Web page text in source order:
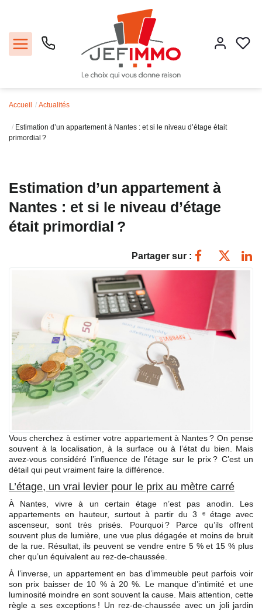
Vendre
Faire gérer
Nos agences
Accueil Actualités
Estimation d’un appartement à Nantes : et si le niveau d’étage était
primordial ?
Estimation d’un appartement à
Nantes : et si le niveau d’étage
était primordial ?
Partager sur :
Vous cherchez à estimer votre appartement à Nantes ? On pense
souvent à la localisation, à la surface ou à l’état du bien. Mais
avez-vous considéré l’influence de l’étage sur le prix ? C’est un
détail qui peut vraiment faire la différence.
L’étage, un vrai levier pour le prix au mètre carré
À Nantes, vivre à un certain étage n’est pas anodin. Les
appartements en hauteur, surtout à partir du 3 ᵉ étage avec
ascenseur, sont très prisés. Pourquoi ? Parce qu’ils offrent
souvent plus de lumière, une vue plus dégagée et moins de bruit
de la rue. Résultat, ils peuvent se vendre entre 5 % et 15 % plus
cher qu’un équivalent au rez-de-chaussée.
À l’inverse, un appartement en bas d’immeuble peut parfois voir
son prix baisser de 10 % à 20 %. Le manque d’intimité et une
luminosité moindre en sont souvent la cause. Mais attention, cette
règle a ses exceptions ! Un rez-de-chaussée avec un joli jardin